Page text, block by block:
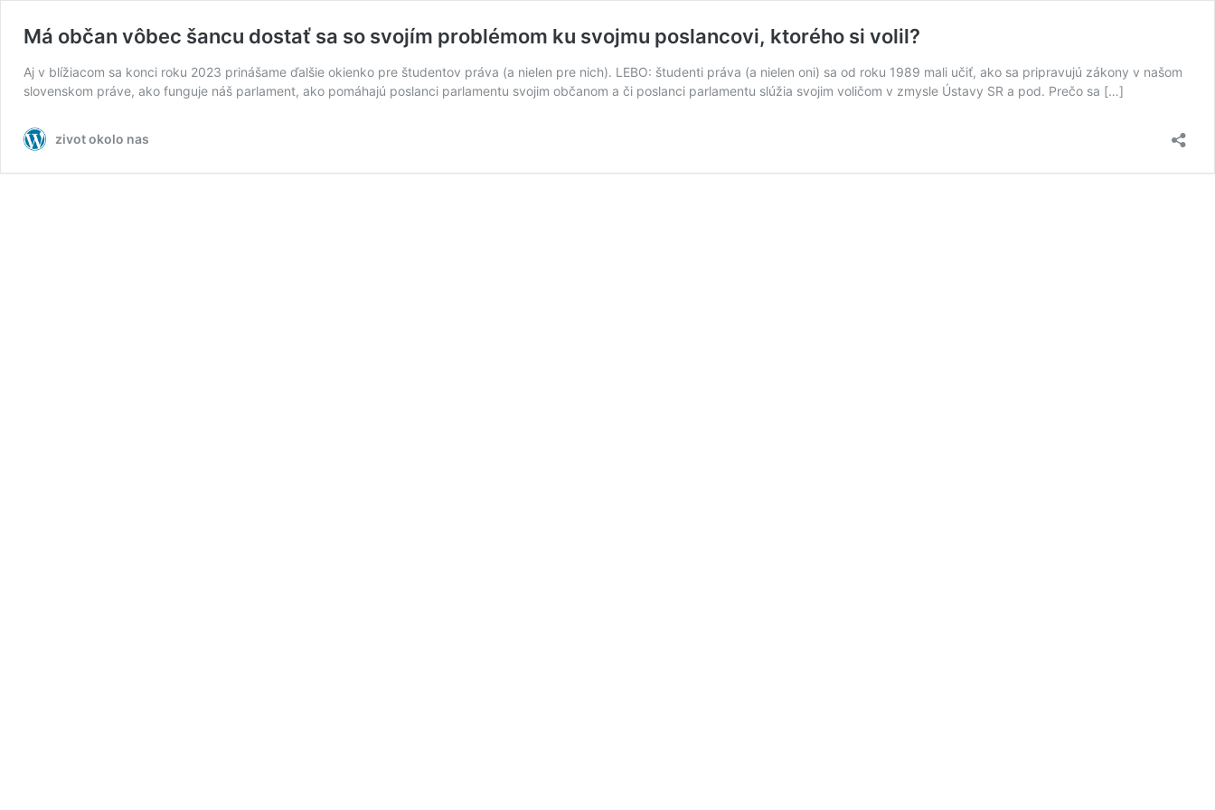
Má občan vôbec šancu dostať sa so svojím problémom ku svojmu poslancovi, ktorého si volil?
Aj v blížiacom sa konci roku 2023 prinášame ďalšie okienko pre študentov práva (a nielen pre nich). LEBO: študenti práva (a nielen oni) sa od roku 1989 mali učiť, ako sa pripravujú zákony v našom
slovenskom práve, ako funguje náš parlament, ako pomáhajú poslanci parlamentu svojim občanom a či poslanci parlamentu slúžia svojim voličom v zmysle Ústavy SR a pod. Prečo sa […]
zivot okolo nas